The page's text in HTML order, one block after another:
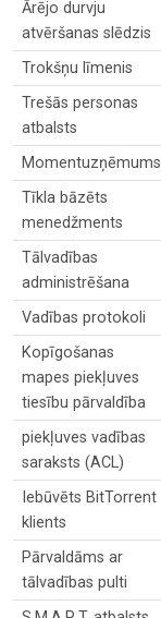
Ārējo durvju
atvēršanas slēdzis
Trokšņu līmenis
Trešās personas
atbalsts
Momentuzņēmums
Tīkla bāzēts
menedžments
Tālvadības
administrēšana
Vadības protokoli
Kopīgošanas
mapes piekļuves
tiesību pārvaldība
piekļuves vadības
saraksts (ACL)
Iebūvēts BitTorrent
klients
Pārvaldāms ar
tālvadības pulti